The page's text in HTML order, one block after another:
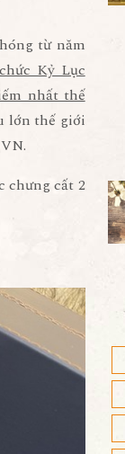
từ năm
Kỷ Lục
nhất thế
lớn thế giới
chưng cất 2